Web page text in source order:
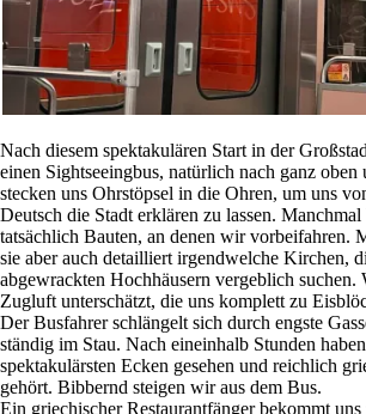
Nach diesem spektakulären Start in der
einen Sightseeingbus, natürlich nach ganz oben
stecken uns Ohrstöpsel in die Ohren, um uns
Deutsch die Stadt erklären zu lassen. Manchmal
tatsächlich Bauten, an denen wir vorbeifahren.
sie aber auch detailliert irgendwelche Kirchen,
abgewrackten Hochhäusern vergeblich suchen.
Zugluft unterschätzt, die uns komplett zu
Der Busfahrer schlängelt sich durch engste
ständig im Stau. Nach eineinhalb Stunden
spektakulärsten Ecken gesehen und reichlich
gehört. Bibbernd steigen wir aus dem Bus.
Ein griechischer Restaurantfänger bekommt